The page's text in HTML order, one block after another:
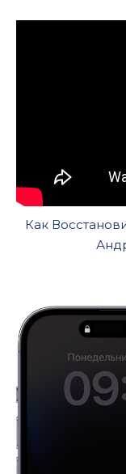
Как